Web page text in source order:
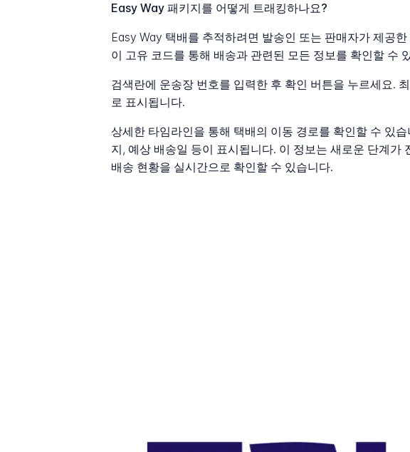
Easy Way 패키지를 어떻게 트래킹하나요?
Easy Way 택배를 추적하려면 발송인 또는 판매자가 제공
이 고유 코드를 통해 배송과 관련된 모든 정보를 확인할 수
검색란에 운송장 번호를 입력한 후 확인 버튼을 누르세요.
로 표시됩니다.
상세한 타임라인을 통해 택배의 이동 경로를 확인할 수 있
지, 예상 배송일 등이 표시됩니다. 이 정보는 새로운 단계가
배송 현황을 실시간으로 확인할 수 있습니다.